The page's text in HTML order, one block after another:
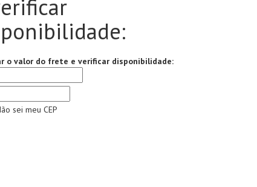
o valor do frete e verificar disponibilidade:
sei meu CEP